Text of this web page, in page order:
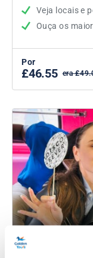
Veja locais e
Ouça os
Por
£46.55 era
Here We
tarde em